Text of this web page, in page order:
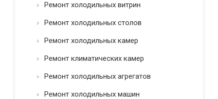
Ремонт холодильных витрин
Ремонт холодильных столов
Ремонт холодильных камер
Ремонт климатических камер
Ремонт холодильных агрегатов
Ремонт холодильных машин